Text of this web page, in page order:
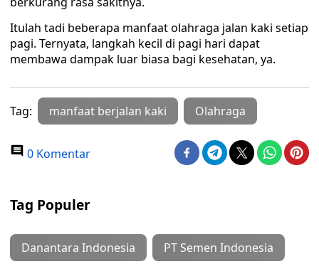
Itulah tadi beberapa manfaat olahraga jalan kaki setiap
pagi. Ternyata, langkah kecil di pagi hari dapat
membawa dampak luar biasa bagi kesehatan, ya.
Tag: manfaat berjalan kaki Olahraga
0 Komentar
Tag Populer
Danantara Indonesia PT Semen Indonesia